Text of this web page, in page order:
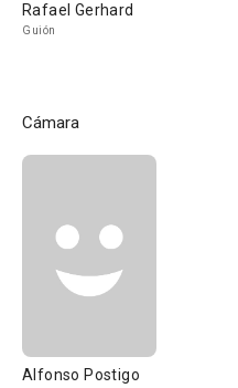
Rafael Gerhard
Guión
Cámara
Alfonso Postigo